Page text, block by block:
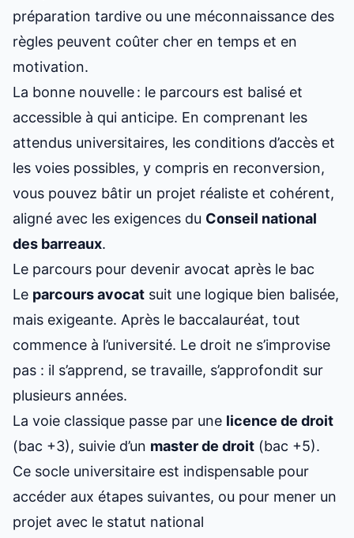
préparation tardive ou une méconnaissance des
règles peuvent coûter cher en temps et en
motivation.
La bonne nouvelle : le parcours est balisé et
accessible à qui anticipe. En comprenant les
attendus universitaires, les conditions d’accès et
les voies possibles, y compris en reconversion,
vous pouvez bâtir un projet réaliste et cohérent,
aligné avec les exigences du Conseil national
des barreaux.
Le parcours pour devenir avocat après le bac
Le parcours avocat suit une logique bien balisée,
mais exigeante. Après le baccalauréat, tout
commence à l’université. Le droit ne s’improvise
pas : il s’apprend, se travaille, s’approfondit sur
plusieurs années.
La voie classique passe par une licence de droit
(bac +3), suivie d’un master de droit (bac +5).
Ce socle universitaire est indispensable pour
accéder aux étapes suivantes, ou pour mener un
projet avec le statut national